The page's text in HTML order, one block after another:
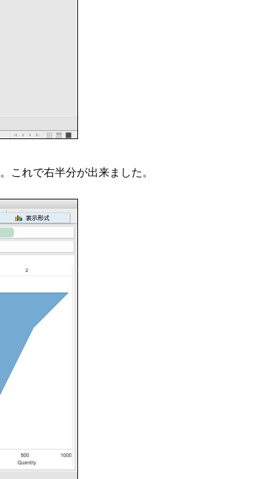
これで右半分が出来ました。